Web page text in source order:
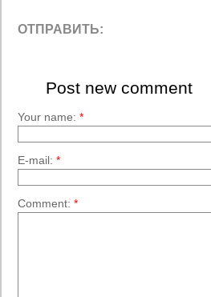
ОТПРАВИТЬ:
Post new comment
Your name: *
E-mail: *
Comment: *